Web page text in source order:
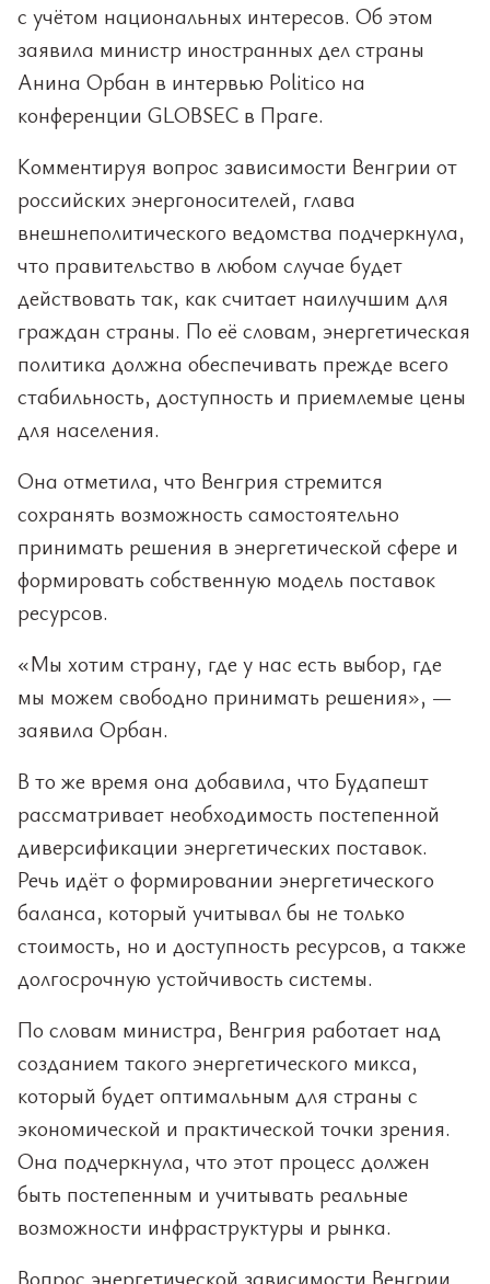
с учётом национальных интересов. Об этом
заявила министр иностранных дел страны
Анина Орбан в интервью Politico на
конференции GLOBSEC в Праге.
Комментируя вопрос зависимости Венгрии от
российских энергоносителей, глава
внешнеполитического ведомства подчеркнула,
что правительство в любом случае будет
действовать так, как считает наилучшим для
граждан страны. По её словам, энергетическая
политика должна обеспечивать прежде всего
стабильность, доступность и приемлемые цены
для населения.
Она отметила, что Венгрия стремится
сохранять возможность самостоятельно
принимать решения в энергетической сфере и
формировать собственную модель поставок
ресурсов.
«Мы хотим страну, где у нас есть выбор, где
мы можем свободно принимать решения», —
заявила Орбан.
В то же время она добавила, что Будапешт
рассматривает необходимость постепенной
диверсификации энергетических поставок.
Речь идёт о формировании энергетического
баланса, который учитывал бы не только
стоимость, но и доступность ресурсов, а также
долгосрочную устойчивость системы.
По словам министра, Венгрия работает над
созданием такого энергетического микса,
который будет оптимальным для страны с
экономической и практической точки зрения.
Она подчеркнула, что этот процесс должен
быть постепенным и учитывать реальные
возможности инфраструктуры и рынка.
Вопрос энергетической зависимости Венгрии